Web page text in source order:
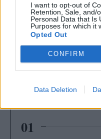
I want to opt-out of
Retention, Sale, and/
Personal Data that Is
Purposes for which it
Opted Out
CONFIRM
Data Deletion
01